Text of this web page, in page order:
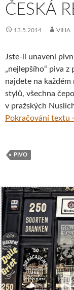
ČESKÁ
13.5.2014 VIHA
Jste-li unaveni
„nejlepšího“ piva
najdete na
stylů, všechna
v pražských
Pokračování textu
PIVO